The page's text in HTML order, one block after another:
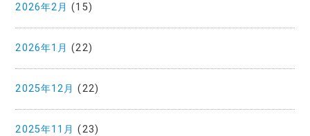
2026年2月 (15)
2026年1月 (22)
2025年12月 (22)
2025年11月 (23)